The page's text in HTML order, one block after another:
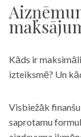
Kāds ir
izteiksmē? Un
Visbiežāk
saprotamu